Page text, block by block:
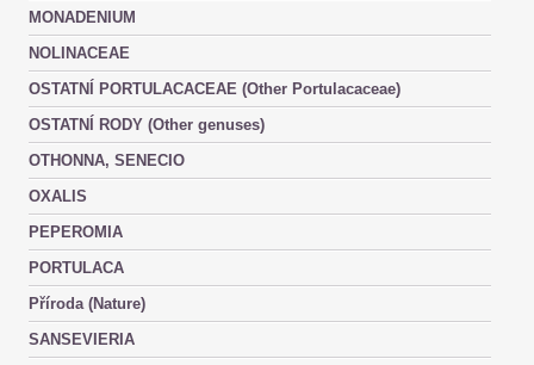
MONADENIUM
NOLINACEAE
OSTATNÍ PORTULACACEAE (Other Portulacaceae)
OSTATNÍ RODY (Other genuses)
OTHONNA, SENECIO
OXALIS
PEPEROMIA
PORTULACA
Příroda (Nature)
SANSEVIERIA